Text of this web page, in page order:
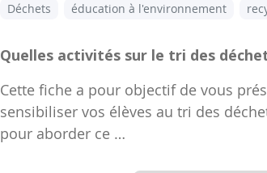
Déchets éducation à l'environnement
Quelles activités sur le tri des
Cette fiche a pour objectif de vous
sensibiliser vos élèves au tri des
pour aborder ce …